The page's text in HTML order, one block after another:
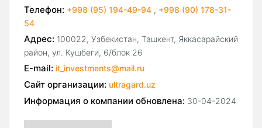
Телефон: +998 (95) 194-49-94 , +998 (90) 178-31-
54
Адрес: 100022, Узбекистан, Ташкент, Яккасарайский
район, ул. Кушбеги, 6/блок 26
E-mail: it_investments@mail.ru
Сайт организации: ultragard.uz
Информация о компании обновлена: 30-04-2024